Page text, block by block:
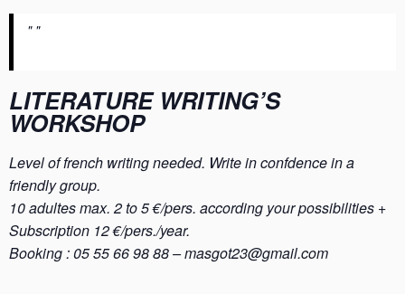
LITERATURE WRITING’S
WORKSHOP
Level of french writing needed. Write in confdence in a
friendly group.
10 adultes max. 2 to 5 €/pers. according your possibilities +
Subscription 12 €/pers./year.
Booking : 05 55 66 98 88 – masgot23@gmail.com